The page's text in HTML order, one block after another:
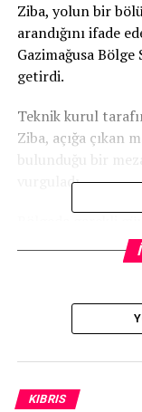
Ziba, yolun bir
arandığını ifade
Gazimağusa
getirdi.
Teknik kurul
Ziba, açığa çıkan
bulunduğu bir
vurguladı.
Ziba, Pazartesi
başlanacağını
KIBRIS